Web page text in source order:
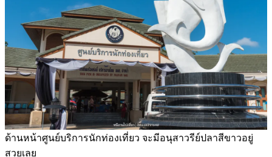
ด้านหน้าศูนย์บริการนักท่องเที่ยว จะมีอนุสาวรีย์ปลาสีขาวอยู่
สวยเลย